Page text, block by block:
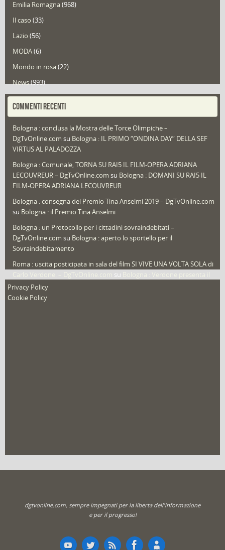
Emilia Romagna(968)
Il caso (33)
Lazio (56)
MODA(6)
Mondo in rosa(22)
News(993)
Portfolio(1)
Redazioni(1.049)
Speciali (22)
Sport
That's Bologna Magazine(25)
Video (archivio) (263)
COMMENTI RECENTI
Bologna : conclusa la Mostra delle Torce Olimpiche –
DgTvOnline.com su Bologna : IL PRIMO “ONDINA DAY” DELLA SEF
VIRTUS AL PALADOZZA
Bologna : Comunale, TORNA SU RAI5 IL FILM-OPERA ADRIANA
LECOUVREUR – DgTvOnline.com su Bologna : DOMANI SU RAI5 IL
FILM-OPERA ADRIANA LECOUVREUR
Bologna : consegna del Premio Tina Anselmi 2019 – DgTvOnline.com
su Bologna : il Premio Tina Anselmi
Bologna : un Protocollo per i cittadini sovraindebitati –
DgTvOnline.com su Bologna : aperto lo sportello per il
Sovraindebitamento
Roma : uscita posticipata in sala del film SI VIVE UNA VOLTA SOLA di
su
nuovo film
Privacy Policy
Cookie Policy
dgtvonline.com, sempre impegnati per la liberta dell'informazione
e per il progresso!